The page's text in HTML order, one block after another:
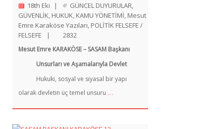
18th Eki | GÜNCEL DUYURULAR
GÜVENLİK HUKUK KAMU YÖNETİMİ Mesut
Emre Karaköse Yazıları POLİTİK FELSEFE /
FELSEFE
| 2832
Mesut Emre KARAKÖSE – SASAM Başkanı
Unsurları ve Aşamalarıyla Devlet
Hukuki, sosyal ve siyasal bir yapı
olarak devletin üç temel unsuru …